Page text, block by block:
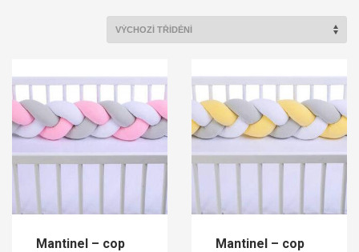
Mantinel – cop Mantinel – cop